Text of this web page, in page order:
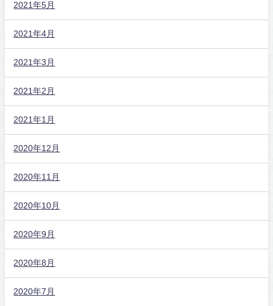
2021年5月
2021年4月
2021年3月
2021年2月
2021年1月
2020年12月
2020年11月
2020年10月
2020年9月
2020年8月
2020年7月